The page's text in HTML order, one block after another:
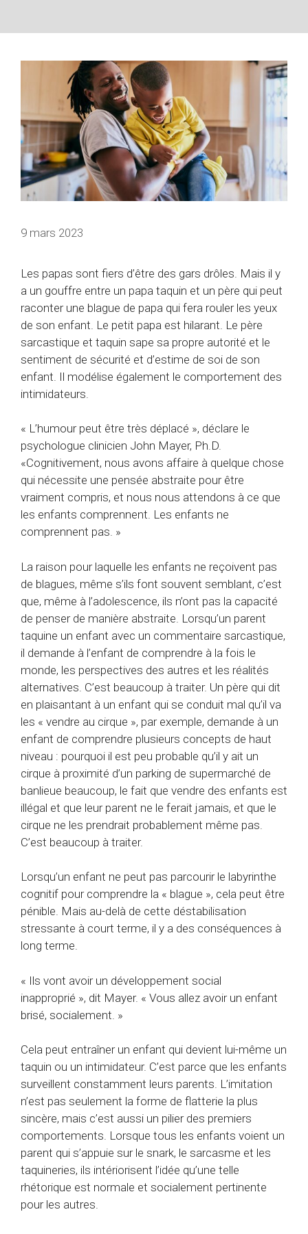
9 mars 2023
Les papas sont fiers d’être des gars drôles. Mais il y
a un gouffre entre un papa taquin et un père qui peut
raconter une blague de papa qui fera rouler les yeux
de son enfant. Le petit papa est hilarant. Le père
sarcastique et taquin sape sa propre autorité et le
sentiment de sécurité et d’estime de soi de son
enfant. Il modélise également le comportement des
intimidateurs.
« L’humour peut être très déplacé », déclare le
psychologue clinicien John Mayer, Ph.D.
«Cognitivement, nous avons affaire à quelque chose
qui nécessite une pensée abstraite pour être
vraiment compris, et nous nous attendons à ce que
les enfants comprennent. Les enfants ne
comprennent pas. »
La raison pour laquelle les enfants ne reçoivent pas
de blagues, même s’ils font souvent semblant, c’est
que, même à l’adolescence, ils n’ont pas la capacité
de penser de manière abstraite. Lorsqu’un parent
taquine un enfant avec un commentaire sarcastique,
il demande à l’enfant de comprendre à la fois le
monde, les perspectives des autres et les réalités
alternatives. C’est beaucoup à traiter. Un père qui dit
en plaisantant à un enfant qui se conduit mal qu’il va
les « vendre au cirque », par exemple, demande à un
enfant de comprendre plusieurs concepts de haut
niveau : pourquoi il est peu probable qu’il y ait un
cirque à proximité d’un parking de supermarché de
banlieue beaucoup, le fait que vendre des enfants est
illégal et que leur parent ne le ferait jamais, et que le
cirque ne les prendrait probablement même pas.
C’est beaucoup à traiter.
Lorsqu’un enfant ne peut pas parcourir le labyrinthe
cognitif pour comprendre la « blague », cela peut être
pénible. Mais au-delà de cette déstabilisation
stressante à court terme, il y a des conséquences à
long terme.
« Ils vont avoir un développement social
inapproprié », dit Mayer. « Vous allez avoir un enfant
brisé, socialement. »
Cela peut entraîner un enfant qui devient lui-même un
taquin ou un intimidateur. C’est parce que les enfants
surveillent constamment leurs parents. L’imitation
n’est pas seulement la forme de flatterie la plus
sincère, mais c’est aussi un pilier des premiers
comportements. Lorsque tous les enfants voient un
parent qui s’appuie sur le snark, le sarcasme et les
taquineries, ils intériorisent l’idée qu’une telle
rhétorique est normale et socialement pertinente
pour les autres.